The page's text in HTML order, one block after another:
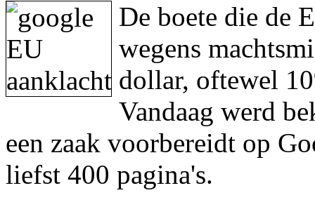
De boete die de
wegens
dollar, oftewel
Vandaag werd
een zaak voorbereidt op
liefst 400 pagina's.